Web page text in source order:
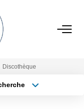
Discothèque